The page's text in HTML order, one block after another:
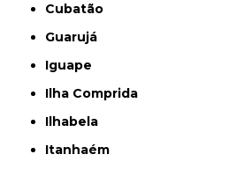
Cubatão
Guarujá
Iguape
Ilha Comprida
Ilhabela
Itanhaém